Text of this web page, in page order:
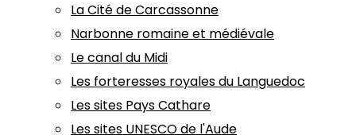
La Cité de Carcassonne
Narbonne romaine et médiévale
Le canal du Midi
Les forteresses royales du Languedoc
Les sites Pays Cathare
Les sites UNESCO de l'Aude